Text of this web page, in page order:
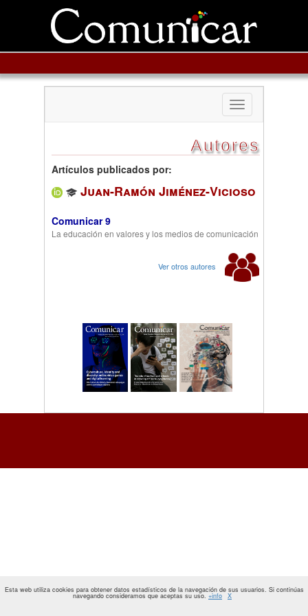
Toggle
navigation
Autores
Artículos publicados por:
Juan-Ramón Jiménez-Vicioso
Comunicar 9
La educación en valores y los medios de comunicación
Ver otros autores
Esta web utiliza cookies para obtener datos estadísticos de la navegación de sus usuarios. Si continúas
navegando consideramos que aceptas su uso. +info X